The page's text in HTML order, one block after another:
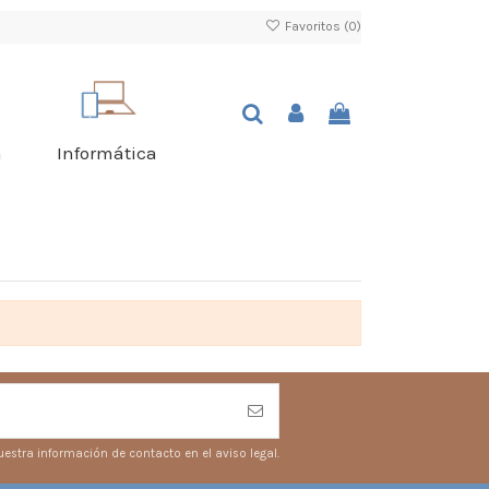
Favoritos (0)
Informática
información de contacto en el aviso legal.